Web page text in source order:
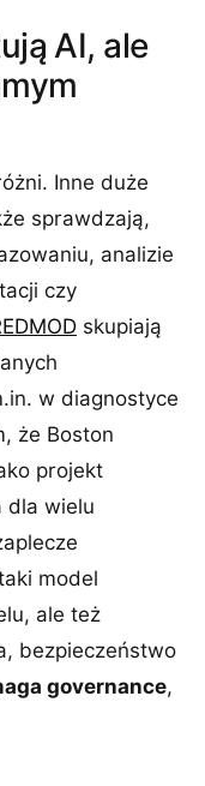
AI, ale
Inne duże
sprawdzają,
analizie
czy
skupiają
w diagnostyce
że Boston
projekt
dla wielu
model
ale też
bezpieczeństwo
governance,